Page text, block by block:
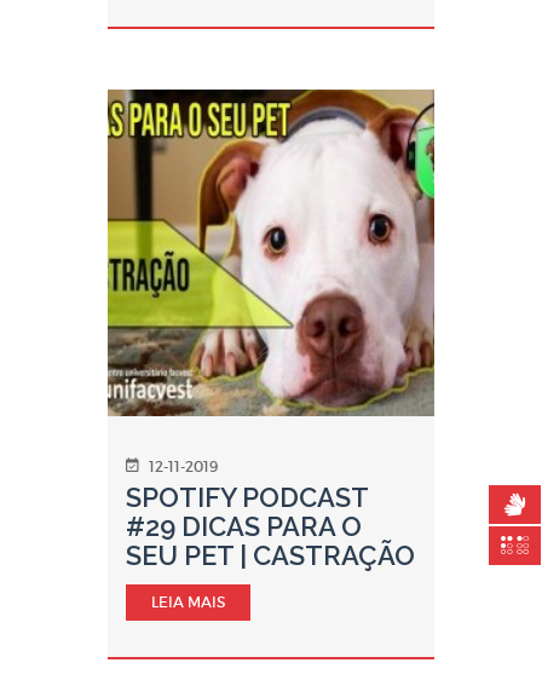
12-11-2019
SPOTIFY PODCAST
#29 DICAS PARA O
SEU PET | CASTRAÇÃO
LEIA MAIS